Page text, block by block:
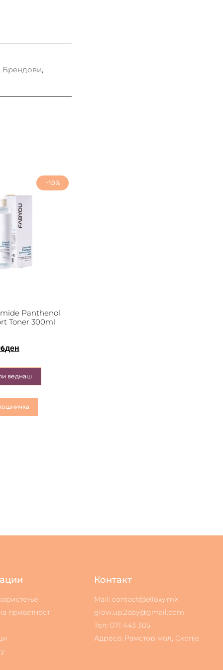
Брендови,
-10%
Panthenol
Toner 300ml
ден
веднаш
приватност
Контакт
Mail: contact@elloxy.mk
glow.up.2day@gmail.com
Тел: 071 443 305
Адреса: Рамстор мол, Скопје